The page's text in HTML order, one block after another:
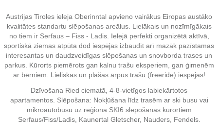
Austrijas Tiroles ieleja Oberinntal apvieno vairākus Eiropas austāko
kvalitātes standartu slēpošanas areālus. Lielākais un nozīmīgākais
no tiem ir Serfaus – Fiss - Ladis. Ielejā perfekti organizētā aktīvā,
sportiskā ziemas atpūta dod iespējas izbaudīt arī mazāk pazīstamas
interesantas un daudzveidīgas slēpošanas un snovborda trases un
parkus. Kūrorts piemērots gan kalnu trašu eksperiem, gan ģimenēm
ar bērniem. Lieliskas un plašas ārpus trašu (freeride) iespējas!
Dzīvošana Ried ciematā, 4-8-vietīgos labiekārtotos
apartamentos. Slēpošana: Nokļūšana līdz trasēm ar ski busu vai
mikroautobusu uz reģiona SKI6 slēpošanas kūrortiem
Serfaus/Fiss/Ladis, Kaunertal Gletscher, Nauders, Fendels.